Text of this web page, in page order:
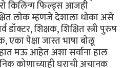
किलिन्ग फिल्ड्स आजही
लोक म्हणजे देशाला धोका असे
शिक्षक, शिक्षित स्त्री पुरुष
पेक्षा जास्त भाषा बोलू
मऊ आहेत अशा सर्वाना हाल
कोणाच्याही घराची अचानक